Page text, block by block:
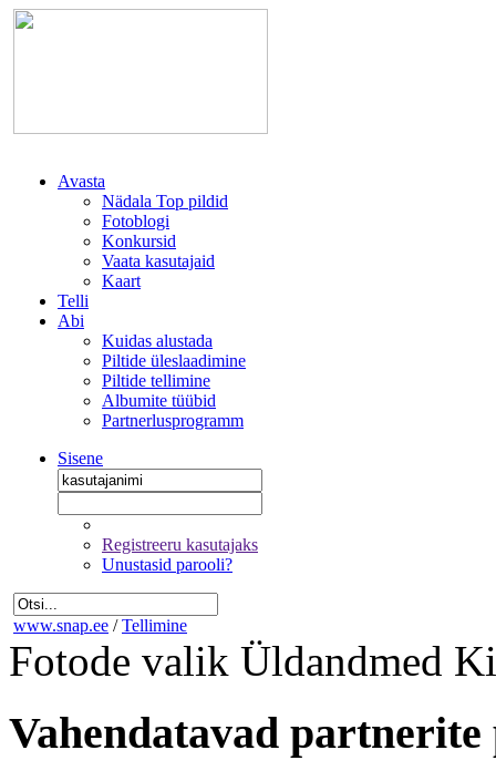
Avasta
Nädala Top pildid
Fotoblogi
Konkursid
Vaata kasutajaid
Kaart
Telli
Abi
Kuidas alustada
Piltide üleslaadimine
Piltide tellimine
Albumite tüübid
Partnerlusprogramm
Sisene
Registreeru kasutajaks
Unustasid parooli?
www.snap.ee / Tellimine
Fotode valik Üldandmed
Vahendatavad